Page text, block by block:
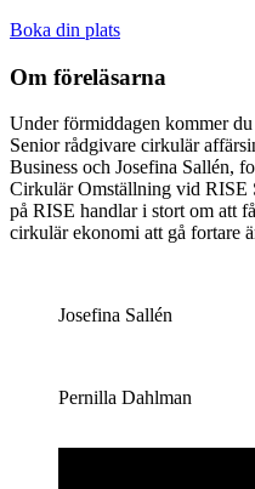
Boka din plats
Om föreläsarna
Under förmiddagen kommer
Senior rådgivare cirkulär
Business och Josefina Sallén,
Cirkulär Omställning vid RISE
på RISE handlar i stort om att
cirkulär ekonomi att gå fortare
Josefina Sallén
Pernilla Dahlman